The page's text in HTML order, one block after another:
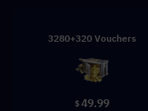
3280+320 Vouchers
$49.99